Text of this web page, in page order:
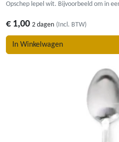
Opschep lepel wit. Bijvoorbeeld om in
€ 1,00 2 dagen (Incl. BTW)
In Winkelwagen